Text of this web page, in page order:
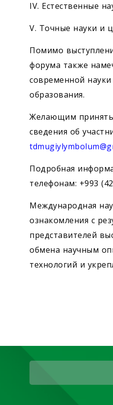
IV. Естественные
V. Точные науки и
Помимо
форума также
современной
образования.
Желающим принять
сведения об
Подробная
телефонам: +993
Международная
ознакомления с
представителей
обмена научным
технологий и